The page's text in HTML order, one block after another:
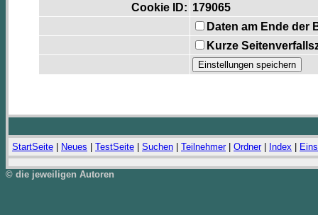
Cookie ID: 179065
Daten am Ende der
Kurze
StartSeite Neues TestSeite Suchen Teilnehmer| Ordner| Index
© die jeweiligen Autoren